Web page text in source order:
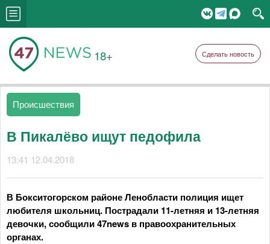
18+ Сделать новость
Происшествия
В Пикалёво ищут педофила
13:41 12.04.2018
В Бокситогорском районе Ленобласти полиция ищет
любителя школьниц. Пострадали 11-летняя и 13-летняя
девочки, сообщили 47news в правоохранительных
органах.